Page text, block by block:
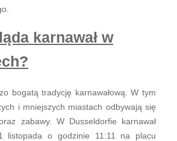
karnawał w
bogatą tradycję karnawałową. W tym
i mniejszych miastach odbywają się
zabawy. W Dusseldorfie karnawał
listopada o godzinie 11:11 na placu